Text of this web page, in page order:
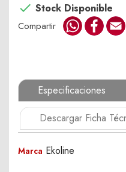
 Stock Disponible
Compartir WhatsApp
Especificaciones
Descargar Ficha
Marca Ekoline